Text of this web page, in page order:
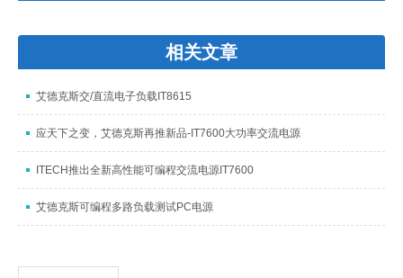
相关文章
艾德克斯交/直流电子负载IT8615
应天下之变，艾德克斯再推新品-IT7600大功率交流电源
ITECH推出全新高性能可编程交流电源IT7600
艾德克斯可编程多路负载测试PC电源